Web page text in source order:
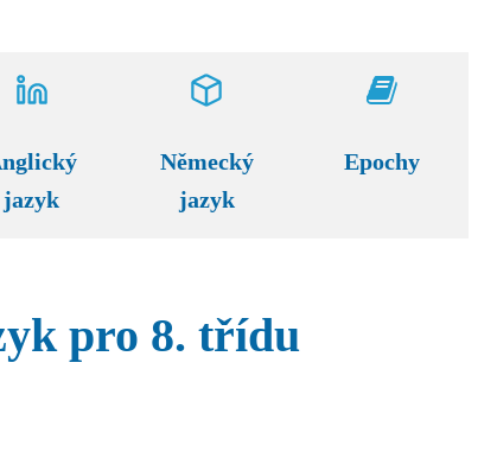
jazyk
Německý
jazyk
Epochy
pro 8. třídu